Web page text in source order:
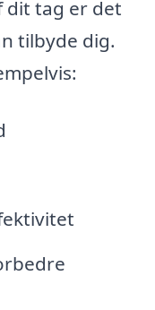
dit tag er det
tilbyde dig.